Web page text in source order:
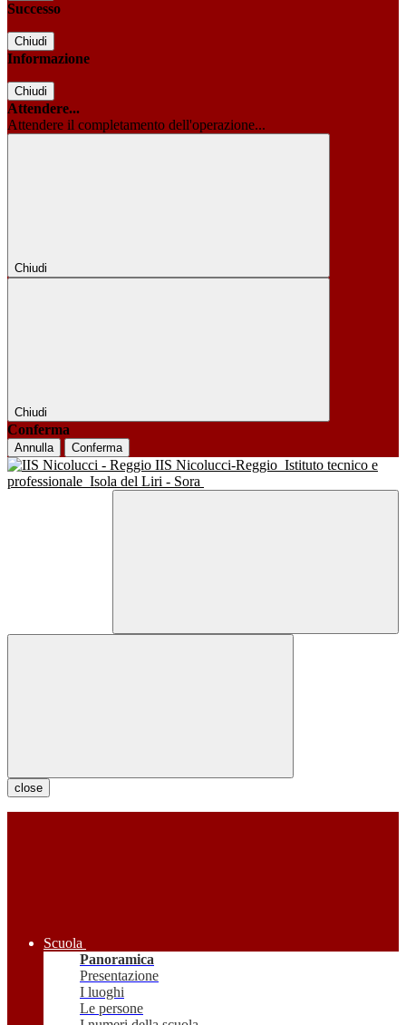
Successo
Chiudi
Informazione
Chiudi
Attendere...
Attendere il completamento dell'operazione...
Chiudi
Chiudi
Conferma
Annulla Conferma
IIS Nicolucci-Reggio Istituto tecnico e
professionale Isola del Liri - Sora
close
Scuola
Panoramica
Presentazione
I luoghi
Le persone